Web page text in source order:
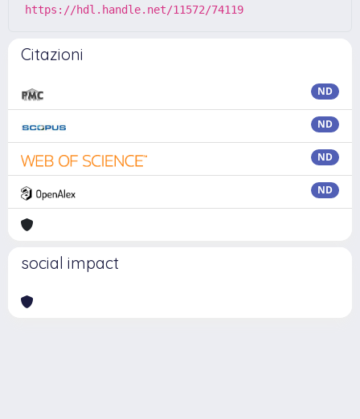
https://hdl.handle.net/11572/74119
Citazioni
ND
ND
ND
ND
social impact